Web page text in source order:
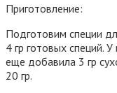
Приготовление:
Подготовим специи
4 гр готовых специй.
еще добавила 3 гр
20 гр.